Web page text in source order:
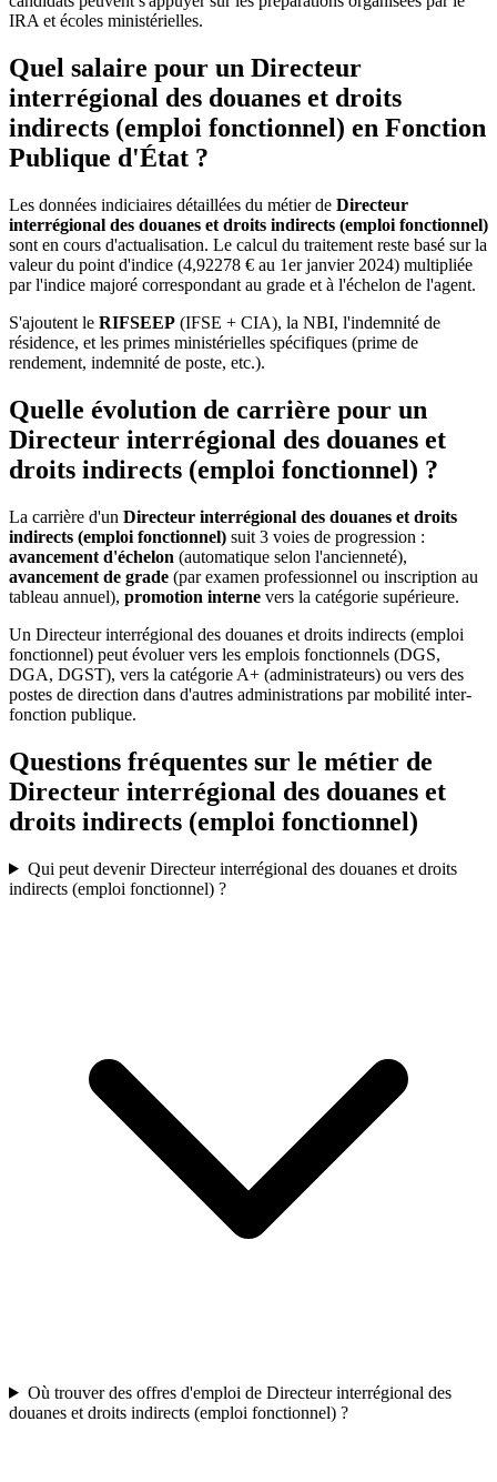
IRA et écoles ministérielles.
Quel salaire pour un Directeur
interrégional des douanes et droits
indirects (emploi fonctionnel) en Fonction
Publique d'État ?
Les données indiciaires détaillées du métier de Directeur
interrégional des douanes et droits indirects (emploi fonctionnel)
sont en cours d'actualisation. Le calcul du traitement reste basé sur la
valeur du point d'indice (4,92278 € au 1er janvier 2024) multipliée
par l'indice majoré correspondant au grade et à l'échelon de l'agent.
S'ajoutent le RIFSEEP (IFSE + CIA), la NBI, l'indemnité de
résidence, et les primes ministérielles spécifiques (prime de
rendement, indemnité de poste, etc.).
Quelle évolution de carrière pour un
Directeur interrégional des douanes et
droits indirects (emploi fonctionnel) ?
La carrière d'un Directeur interrégional des douanes et droits
indirects (emploi fonctionnel) suit 3 voies de progression :
avancement d'échelon (automatique selon l'ancienneté),
avancement de grade (par examen professionnel ou inscription au
tableau annuel), promotion interne vers la catégorie supérieure.
Un Directeur interrégional des douanes et droits indirects (emploi
fonctionnel) peut évoluer vers les emplois fonctionnels (DGS,
DGA, DGST), vers la catégorie A+ (administrateurs) ou vers des
postes de direction dans d'autres administrations par mobilité inter-
fonction publique.
Questions fréquentes sur le métier de
Directeur interrégional des douanes et
droits indirects (emploi fonctionnel)
Qui peut devenir Directeur interrégional des douanes et droits
indirects (emploi fonctionnel) ?
Où trouver des offres d'emploi de Directeur interrégional des
douanes et droits indirects (emploi fonctionnel) ?